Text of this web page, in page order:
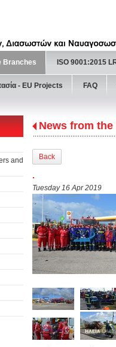
Branches ISO 9001:2015
- ΕU Projects FAQ
and
News from
Back
.
Tuesday 16 Apr 2019